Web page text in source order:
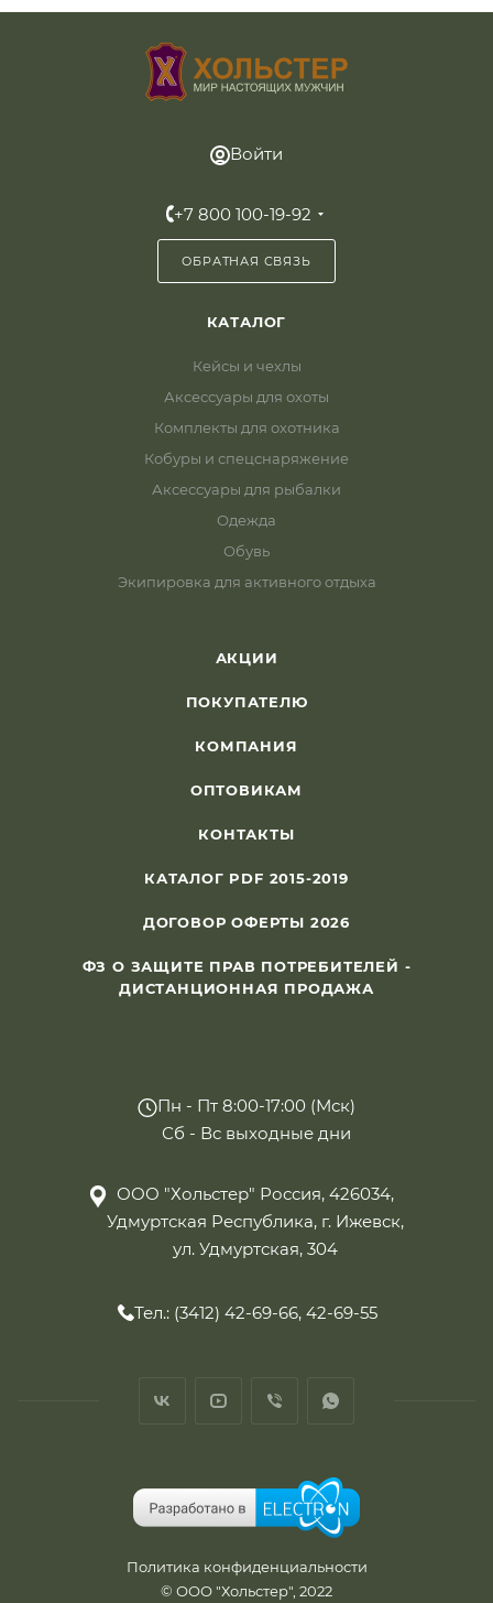
Войти
+7 800 100-19-92
ОБРАТНАЯ СВЯЗЬ
КАТАЛОГ
Кейсы и чехлы
Аксессуары для охоты
Комплекты для охотника
Кобуры и спецснаряжение
Аксессуары для рыбалки
Одежда
Обувь
Экипировка для активного отдыха
АКЦИИ
ПОКУПАТЕЛЮ
КОМПАНИЯ
ОПТОВИКАМ
КОНТАКТЫ
КАТАЛОГ PDF 2015-2019
ДОГОВОР ОФЕРТЫ 2026
ФЗ О ЗАЩИТЕ ПРАВ ПОТРЕБИТЕЛЕЙ -
ДИСТАНЦИОННАЯ ПРОДАЖА
Пн - Пт 8:00-17:00 (Мск)
Сб - Вс выходные дни
ООО "Хольстер" Россия, 426034,
Удмуртская Республика, г. Ижевск,
ул. Удмуртская, 304
Тел.: (3412) 42-69-66, 42-69-55
Политика конфиденциальности
© ООО "Хольстер", 2022